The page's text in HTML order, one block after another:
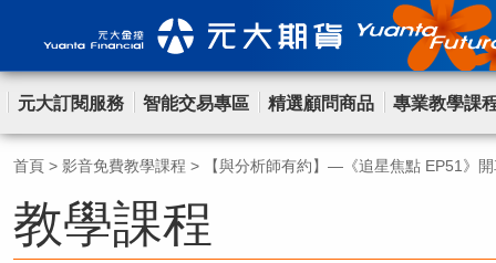
元大訂閱服務 智能交易專區 精選顧問商品 專業教學課
首頁 > 影音免費教學課程 > 【與分析師有約】—《追星焦點 EP51》
教學課程